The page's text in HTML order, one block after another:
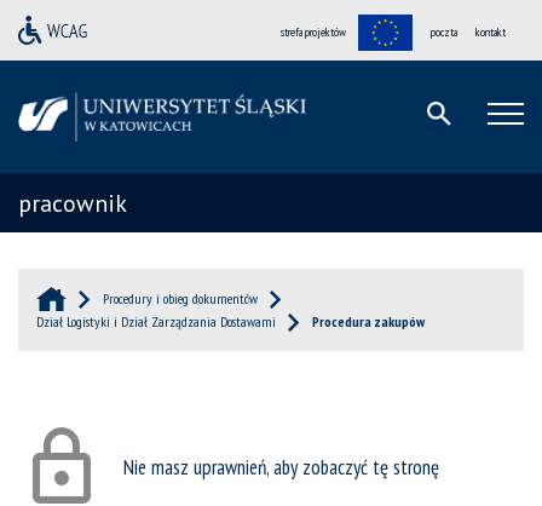
strefa projektów poczta kontakt
pracownik
Procedury i obieg dokumentów
Dział Logistyki i Dział Zarządzania Dostawami
Procedura zakupów
Nie masz uprawnień, aby zobaczyć tę stronę